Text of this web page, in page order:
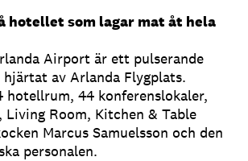
hotellet som lagar mat åt hela
Airport är ett pulserande
av Arlanda Flygplats.
hotellrum, 44 konferenslokaler,
Room, Kitchen & Table
Marcus Samuelsson och den
personalen.